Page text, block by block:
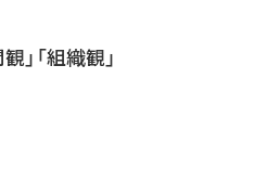
「組織観」